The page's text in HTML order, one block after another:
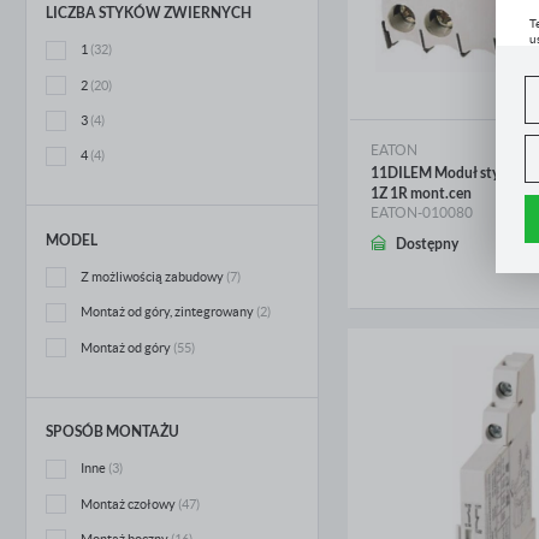
LICZBA STYKÓW ZWIERNYCH
1 (32)
2 (20)
3 (4)
4 (4)
MODEL
Z możliwością zabudowy (7)
Montaż od góry, zintegrowany (2)
Montaż od góry (55)
SPOSÓB MONTAŻU
Inne (3)
Montaż czołowy (47)
EATON
11DILEM Moduł styków
1Z 1R mont.cen
EATON-010080
Dostępny
WIĘCEJ